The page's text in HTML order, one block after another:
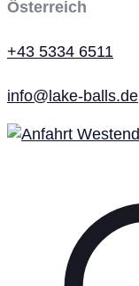
Österreich
+43 5334 6511
info@lake-balls.de